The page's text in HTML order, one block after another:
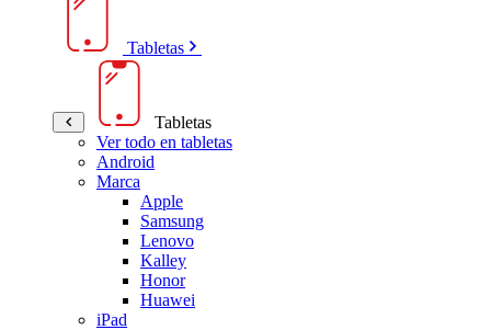
Tabletas
Tabletas
Ver todo en tabletas
Android
Marca
Apple
Samsung
Lenovo
Kalley
Honor
Huawei
iPad